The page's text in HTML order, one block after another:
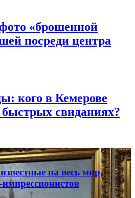
«брошенной
посреди центра
кого в Кемерове
свиданиях?
на весь мир